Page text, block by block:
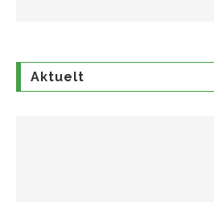
Aktuelt